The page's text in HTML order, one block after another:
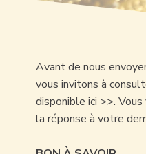
Avant de nous
vous invitons à
disponible ici >>.
la réponse à votre